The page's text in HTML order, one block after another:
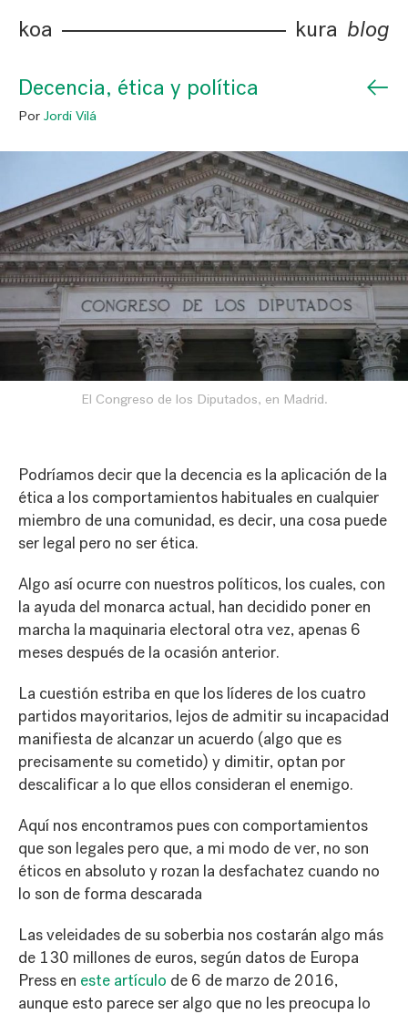
koa kura blog
Decencia, ética y política ←
Por Jordi Vilá
El Congreso de los Diputados, en Madrid.
Podríamos decir que la decencia es la aplicación de la
ética a los comportamientos habituales en cualquier
miembro de una comunidad, es decir, una cosa puede
ser legal pero no ser ética.
Algo así ocurre con nuestros políticos, los cuales, con
la ayuda del monarca actual, han decidido poner en
marcha la maquinaria electoral otra vez, apenas 6
meses después de la ocasión anterior.
La cuestión estriba en que los líderes de los cuatro
partidos mayoritarios, lejos de admitir su incapacidad
manifiesta de alcanzar un acuerdo (algo que es
precisamente su cometido) y dimitir, optan por
descalificar a lo que ellos consideran el enemigo.
Aquí nos encontramos pues con comportamientos
que son legales pero que, a mi modo de ver, no son
éticos en absoluto y rozan la desfachatez cuando no
lo son de forma descarada
Las veleidades de su soberbia nos costarán algo más
de 130 millones de euros, según datos de Europa
Press en este artículo de 6 de marzo de 2016,
aunque esto parece ser algo que no les preocupa lo